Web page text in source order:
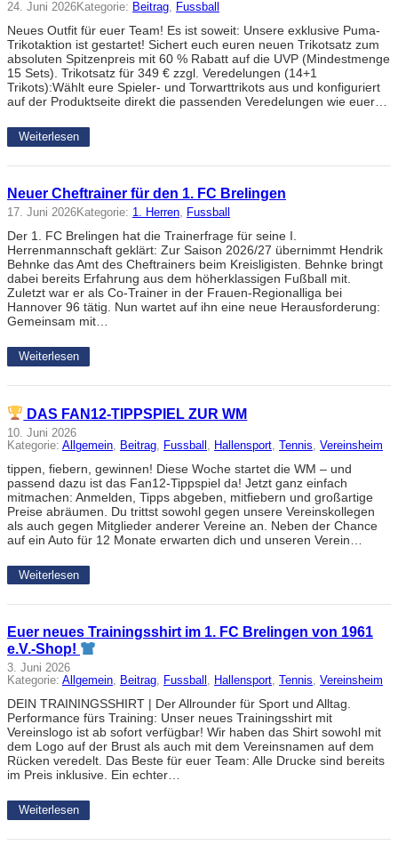
24. Juni 2026Kategorie: Beitrag, Fussball
Neues Outfit für euer Team! Es ist soweit: Unsere exklusive Puma-
Trikotaktion ist gestartet! Sichert euch euren neuen Trikotsatz zum
absoluten Spitzenpreis mit 60 % Rabatt auf die UVP (Mindestmenge
15 Sets). Trikotsatz für 349 € zzgl. Veredelungen (14+1
Trikots):Wählt eure Spieler- und Torwarttrikots aus und konfiguriert
auf der Produktseite direkt die passenden Veredelungen wie euer…
Weiterlesen
Neuer Cheftrainer für den 1. FC Brelingen
17. Juni 2026Kategorie: 1. Herren, Fussball
Der 1. FC Brelingen hat die Trainerfrage für seine I.
Herrenmannschaft geklärt: Zur Saison 2026/27 übernimmt Hendrik
Behnke das Amt des Cheftrainers beim Kreisligisten. Behnke bringt
dabei bereits Erfahrung aus dem höherklassigen Fußball mit.
Zuletzt war er als Co-Trainer in der Frauen-Regionalliga bei
Hannover 96 tätig. Nun wartet auf ihn eine neue Herausforderung:
Gemeinsam mit…
Weiterlesen
DAS FAN12-TIPPSPIEL ZUR WM
10. Juni 2026
Kategorie: Allgemein, Beitrag, Fussball , Hallensport, Tennis, Vereinsheim
tippen, fiebern, gewinnen! Diese Woche startet die WM – und
passend dazu ist das Fan12-Tippspiel da! Jetzt ganz einfach
mitmachen: Anmelden, Tipps abgeben, mitfiebern und großartige
Preise abräumen. Du trittst sowohl gegen unsere Vereinskollegen
als auch gegen Mitglieder anderer Vereine an. Neben der Chance
auf ein Auto für 12 Monate erwarten dich und unseren Verein…
Weiterlesen
Euer neues Trainingsshirt im 1. FC Brelingen von 1961
e.V.-Shop!
3. Juni 2026
Kategorie: Allgemein, Beitrag, Fussball , Hallensport, Tennis, Vereinsheim
DEIN TRAININGSSHIRT | Der Allrounder für Sport und Alltag.
Performance fürs Training: Unser neues Trainingsshirt mit
Vereinslogo ist ab sofort verfügbar! Wir haben das Shirt sowohl mit
dem Logo auf der Brust als auch mit dem Vereinsnamen auf dem
Rücken veredelt. Das Beste für euer Team: Alle Drucke sind bereits
im Preis inklusive. Ein echter…
Weiterlesen